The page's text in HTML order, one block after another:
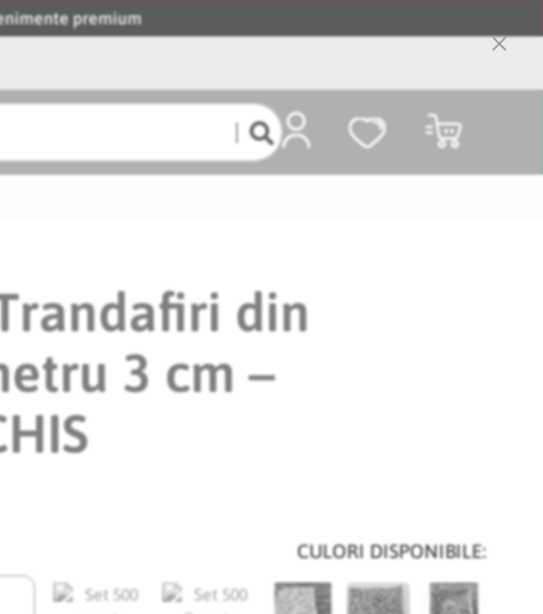
premium
Coșul meu
din
3 cm –
CULORI DISPONIBILE: